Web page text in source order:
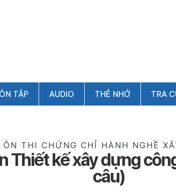
ÔN TẬP AUDIO THẺ NHỚ TRA
ÔN THI CHỨNG CHỈ HÀNH NGHỀ
Thiết kế xây dựng
câu)